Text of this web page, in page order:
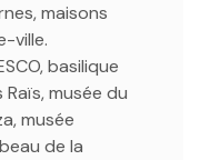
maisons
ville.
basilique
musée du
musée
de la